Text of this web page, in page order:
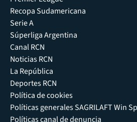
Recopa Sudamericana
Serie A
Súperliga Argentina
Canal RCN
Noticias RCN
La República
Deportes RCN
Política de cookies
Políticas generales SAGRILAFT Win
Políticas canal de denuncia